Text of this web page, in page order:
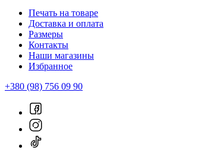
Печать на товаре
Доставка и оплата
Размеры
Контакты
Наши магазины
Избранное
+380 (98) 756 09 90